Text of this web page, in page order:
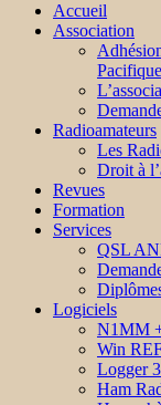
Accueil
Association
Radioamateurs
Les
Droit à
Revues
Formation
Services
QSL
Logiciels
N1MM
Win
Logger
Ham